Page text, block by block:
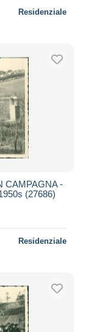
Residenziale
CAMPAGNA -
(27686)
Residenziale